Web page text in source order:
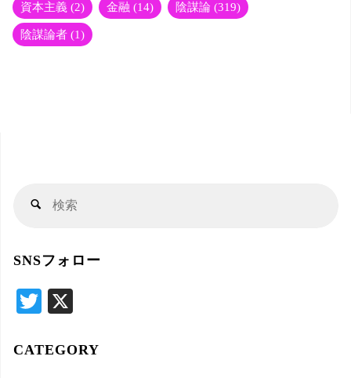
資本主義 (2) 金融 (14) 陰謀論 (319)
陰謀論者 (1)
検
SNSフォロー
T
tte
CATEGORY